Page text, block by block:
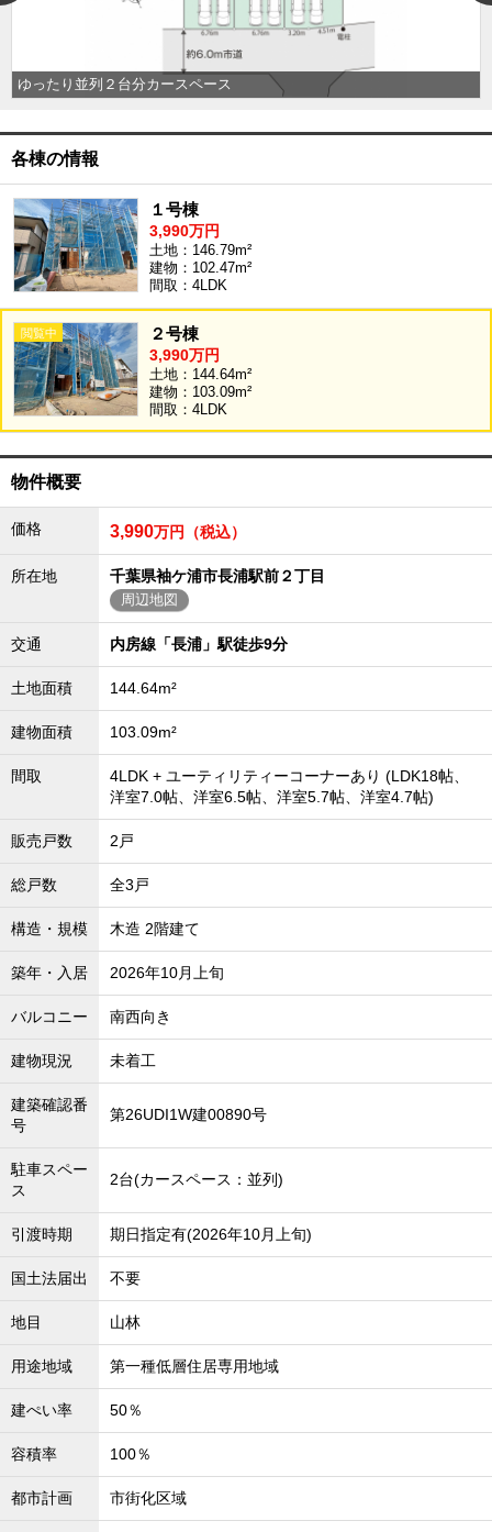
ゆったり並列２台分カースペース
各棟の情報
１号棟
3,990万円
土地：146.79m²
建物：102.47m²
間取：4LDK
２号棟
3,990万円
土地：144.64m²
建物：103.09m²
間取：4LDK
物件概要
価格 3,990万円（税込）
所在地 千葉県袖ケ浦市長浦駅前２丁目
周辺地図
交通 内房線「長浦」駅徒歩9分
土地面積 144.64m²
建物面積 103.09m²
間取
4LDK + ユーティリティーコーナーあり (LDK18帖、
洋室7.0帖、洋室6.5帖、洋室5.7帖、洋室4.7帖)
販売戸数 2戸
総戸数 全3戸
構造・規模 木造 2階建て
築年・入居 2026年10月上旬
バルコニー 南西向き
建物現況 未着工
建築確認番
号
第26UDI1W建00890号
駐車スペー
ス
2台(カースペース：並列)
引渡時期 期日指定有(2026年10月上旬)
国土法届出 不要
地目 山林
用途地域 第一種低層住居専用地域
建ぺい率 50％
容積率 100％
都市計画 市街化区域
沖縄全域エリアの新築一戸建
沖縄全域エリアの中古一戸建
沖縄全域エリアのマンション
お客様の声
全店舗営業社員募集！